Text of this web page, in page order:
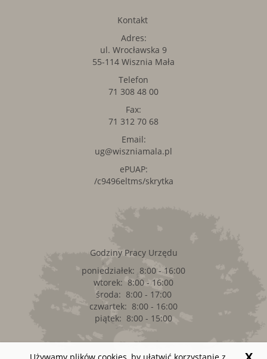
Kontakt
Adres:
ul. Wrocławska 9
55-114 Wisznia Mała
Telefon
71 308 48 00
Fax:
71 312 70 68
Email:
ug@wiszniamala.pl
ePUAP:
/c9496eltms/skrytka
Godziny Pracy Urzędu
poniedziałek: 8:00 - 16:00
wtorek: 8:00 - 16:00
środa: 8:00 - 17:00
czwartek: 8:00 - 16:00
piątek: 8:00 - 15:00